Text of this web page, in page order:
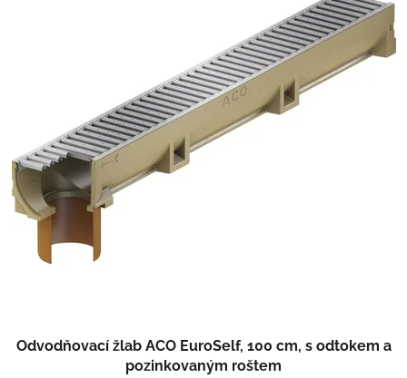
Odvodňovací žlab ACO EuroSelf, 100 cm, s odtokem a
pozinkovaným roštem